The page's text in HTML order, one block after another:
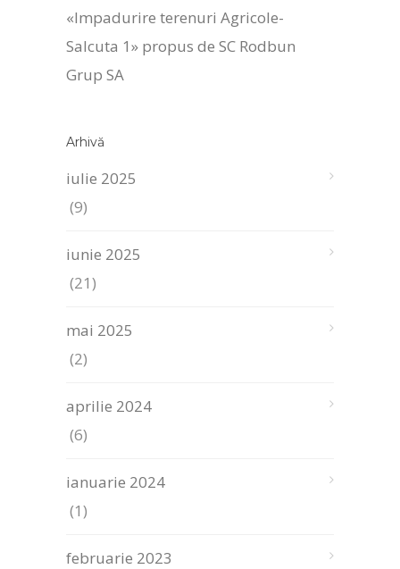
«Impadurire terenuri Agricole-
Salcuta 1» propus de SC Rodbun
Grup SA
Arhivă
iulie 2025
(9)
iunie 2025
(21)
mai 2025
(2)
aprilie 2024
(6)
ianuarie 2024
(1)
februarie 2023